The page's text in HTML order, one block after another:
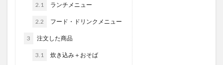
2.1 ランチメニュー
2.2 フード・ドリンクメニュー
3 注文した商品
3.1 炊き込み＋おそば